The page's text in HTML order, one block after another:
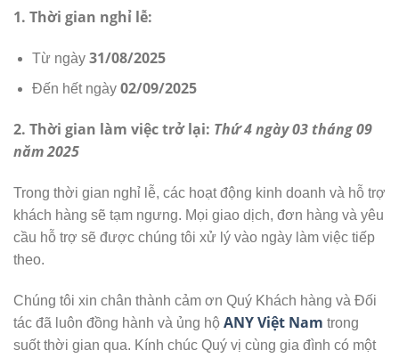
1. Thời gian nghỉ lễ:
Từ ngày 31/08/2025
Đến hết ngày 02/09/2025
2. Thời gian làm việc trở lại: Thứ 4 ngày 03 tháng 09
năm 2025
Trong thời gian nghỉ lễ, các hoạt động kinh doanh và hỗ trợ
khách hàng sẽ tạm ngưng. Mọi giao dịch, đơn hàng và yêu
cầu hỗ trợ sẽ được chúng tôi xử lý vào ngày làm việc tiếp
theo.
Chúng tôi xin chân thành cảm ơn Quý Khách hàng và Đối
tác đã luôn đồng hành và ủng hộ ANY Việt Nam trong
suốt thời gian qua. Kính chúc Quý vị cùng gia đình có một